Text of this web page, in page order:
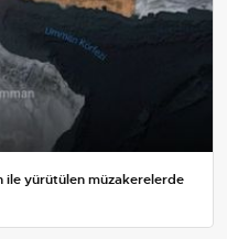
ile yürütülen müzakerelerde